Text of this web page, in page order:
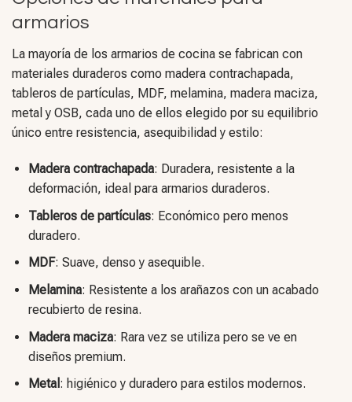
armarios
La mayoría de los armarios de cocina se fabrican con
materiales duraderos como madera contrachapada,
tableros de partículas, MDF, melamina, madera maciza,
metal y OSB, cada uno de ellos elegido por su equilibrio
único entre resistencia, asequibilidad y estilo:
Madera contrachapada: Duradera, resistente a la
deformación, ideal para armarios duraderos.
Tableros de partículas: Económico pero menos
duradero.
MDF: Suave, denso y asequible.
Melamina: Resistente a los arañazos con un acabado
recubierto de resina.
Madera maciza: Rara vez se utiliza pero se ve en
diseños premium.
Metal : higiénico y duradero para estilos modernos.